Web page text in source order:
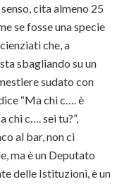
cita almeno 25
se fosse una specie
che, a
sbagliando su un
sudato con
“Ma chi c…. è
chi c…. sei tu?”,
al bar, non ci
ma è un Deputato
delle Istituzioni, è un